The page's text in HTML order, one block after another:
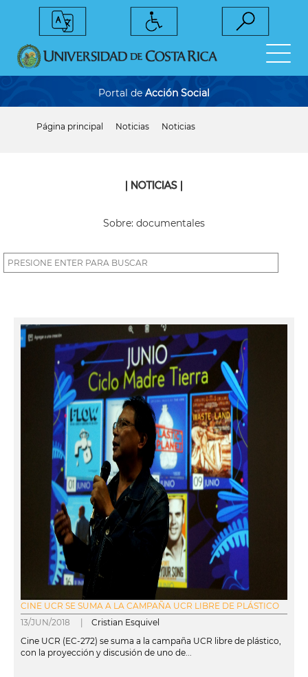
Portal de Acción Social
Página principal Noticias Noticias
| NOTICIAS |
Sobre: documentales
CINE UCR SE SUMA A LA CAMPAÑA UCR LIBRE DE PLÁSTICO
13/JUN/2018 | Cristian Esquivel
Cine UCR (EC-272) se suma a la campaña UCR libre de plástico,
con la proyección y discusión de uno de...